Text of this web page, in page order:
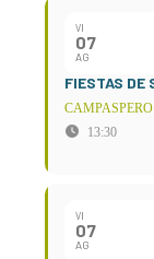
VI
07
AG
FIESTAS DE
CAMPASPERO
13:30
VI
07
AG